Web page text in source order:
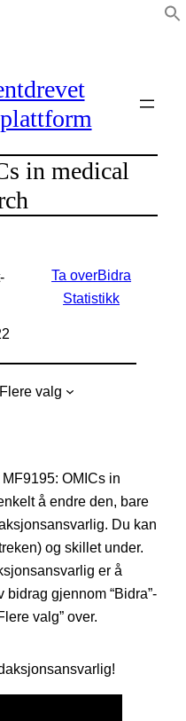
in medical
Ta overBidra
Statistikk
Flere valg
OMICs in
å endre den, bare
Du kan
og skillet under.
er å
gjennom “Bidra”-
valg” over.